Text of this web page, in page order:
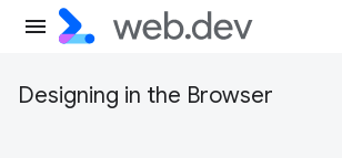
Designing in the Browser